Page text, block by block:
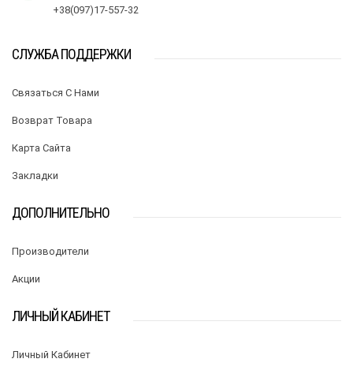
+38(097)17-557-32
СЛУЖБА ПОДДЕРЖКИ
Связаться С Нами
Возврат Товара
Карта Сайта
Закладки
ДОПОЛНИТЕЛЬНО
Производители
Акции
ЛИЧНЫЙ КАБИНЕТ
Личный Кабинет